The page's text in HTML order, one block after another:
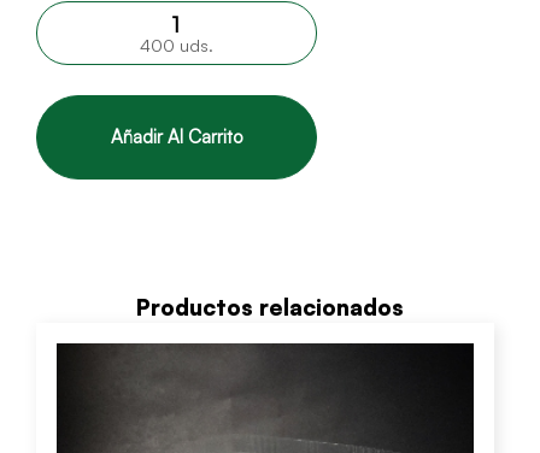
400 uds.
Añadir Al Carrito
Productos relacionados